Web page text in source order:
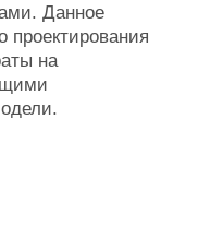
Данное
на